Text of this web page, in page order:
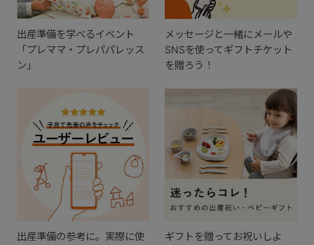
出産準備を学べるイベント
「プレママ・プレパパレッス
ン」
メッセージと一緒にメールや
SNSを使ってギフトチケット
を贈ろう！
出産準備の参考に。実際に使
ギフトを贈ってお祝いしよ